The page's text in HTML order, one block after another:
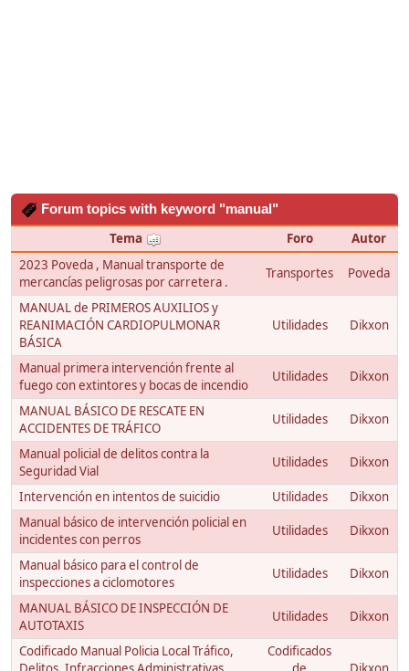
Forum topics with keyword "manual"
Tema Foro
Autor
2023 Poveda , Manual transporte de
mercancías peligrosas por carretera .
Transportes Poveda
MANUAL de PRIMEROS AUXILIOS y
REANIMACIÓN CARDIOPULMONAR
BÁSICA
Utilidades Dikxon
Manual primera intervención frente al
fuego con extintores y bocas de incendio
Utilidades Dikxon
MANUAL BÁSICO DE RESCATE EN
ACCIDENTES DE TRÁFICO
Utilidades Dikxon
Manual policial de delitos contra la
Seguridad Vial
Utilidades Dikxon
Intervención en intentos de suicidio Utilidades
Dikxon
Manual básico de intervención policial en
incidentes con perros
Utilidades Dikxon
Manual básico para el control de
inspecciones a ciclomotores
Utilidades Dikxon
MANUAL BÁSICO DE INSPECCIÓN DE
AUTOTAXIS
Utilidades Dikxon
Codificado Manual Policia Local Tráfico,
Codificados